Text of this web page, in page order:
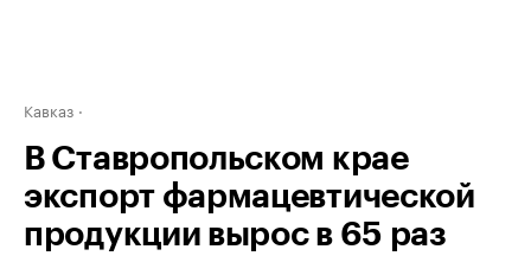
Кавказ
В Ставропольском крае
экспорт фармацевтической
продукции вырос в 65 раз